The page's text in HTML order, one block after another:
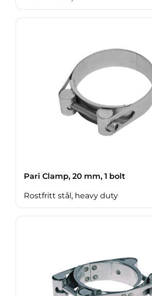
Pari Clamp, 20 mm, 1 bolt
Rostfritt stål, heavy duty